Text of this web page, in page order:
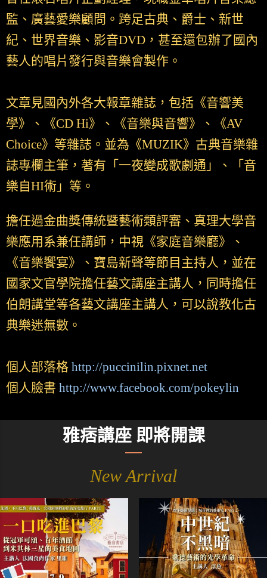
監、廣藝愛樂顧問。跨足古典、爵士、新世
紀、世界音樂、影音DVD，甚至還包辦了國內
藝人的唱片發行與音樂會製作。
文章見國內外各大報章雜誌，包括《音響美
學》、《CD Hi》、《音樂與音響》、《AV
Choice》等雜誌。並為《MUZIK》古典音樂雜
誌專欄主筆，著有「一夜變成歌劇通」、「音
樂自HI術」等。
擔任過金曲獎傳統暨藝術類評審、真理大學音
樂應用系兼任講師，中視《家庭音樂廳》、
《音樂饗宴》、寶島新聲等節目主持人，並在
國家文官學院擔任藝文講座主講人，同時擔任
伯朗講堂等各藝文講座主講人，可以說教化古
典樂迷無數。
個人部落格 http://puccinilin.pixnet.net
個人臉書 http://www.facebook.com/pokeylin
雅痞講座 即將開課
New Arrival